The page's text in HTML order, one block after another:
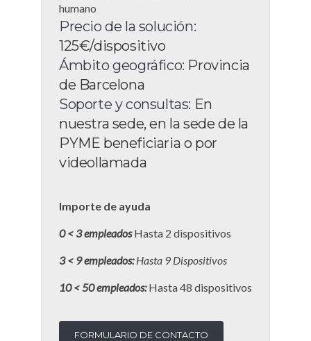
humano
Precio de la solución:
125€/dispositivo
Ámbito geográfico: Provincia
de Barcelona
Soporte y consultas: En
nuestra sede, en la sede de la
PYME beneficiaria o por
videollamada
Importe de ayuda
0 < 3 empleadosHasta 2 dispositivos
3 < 9 empleados:Hasta 9 Dispositivos
10 < 50 empleados: Hasta 48 dispositivos
FORMULARIO DE CONTACTO